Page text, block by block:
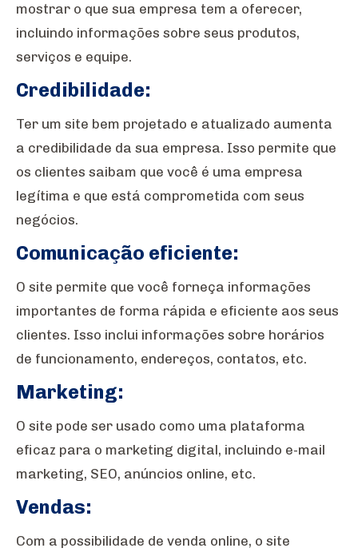
mostrar o que sua empresa tem a oferecer,
incluindo informações sobre seus produtos,
serviços e equipe.
Credibilidade:
Ter um site bem projetado e atualizado aumenta
a credibilidade da sua empresa. Isso permite que
os clientes saibam que você é uma empresa
legítima e que está comprometida com seus
negócios.
Comunicação eficiente:
O site permite que você forneça informações
importantes de forma rápida e eficiente aos seus
clientes. Isso inclui informações sobre horários
de funcionamento, endereços, contatos, etc.
Marketing:
O site pode ser usado como uma plataforma
eficaz para o marketing digital, incluindo e-mail
marketing, SEO, anúncios online, etc.
Vendas:
Com a possibilidade de venda online, o site